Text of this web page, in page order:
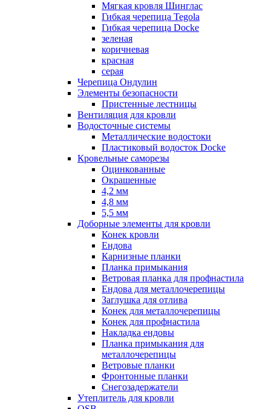
Мягкая кровля Шинглас
Гибкая черепица Tegola
Гибкая черепица Docke
зеленая
коричневая
красная
серая
Черепица Ондулин
Элементы безопасности
Пристенные лестницы
Вентиляция для кровли
Водосточные системы
Металлические водостоки
Пластиковый водосток Docke
Кровельные саморезы
Оцинкованные
Окрашенные
4,2 мм
4,8 мм
5,5 мм
Доборные элементы для кровли
Конек кровли
Ендова
Карнизные планки
Планка примыкания
Ветровая планка для профнастила
Ендова для металлочерепицы
Заглушка для отлива
Конек для металлочерепицы
Конек для профнастила
Накладка ендовы
Планка примыкания для
металлочерепицы
Ветровые планки
Фронтонные планки
Снегозадержатели
Утеплитель для кровли